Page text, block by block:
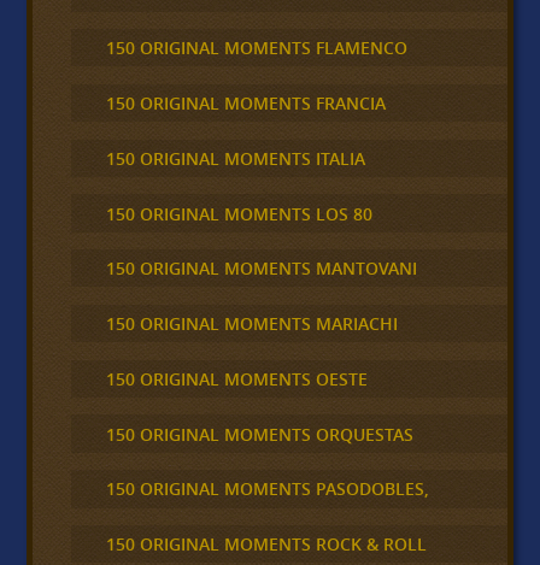
150 ORIGINAL MOMENTS FLAMENCO
150 ORIGINAL MOMENTS FRANCIA
150 ORIGINAL MOMENTS ITALIA
150 ORIGINAL MOMENTS LOS 80
150 ORIGINAL MOMENTS MANTOVANI
150 ORIGINAL MOMENTS MARIACHI
150 ORIGINAL MOMENTS OESTE
150 ORIGINAL MOMENTS ORQUESTAS
150 ORIGINAL MOMENTS PASODOBLES,
150 ORIGINAL MOMENTS ROCK & ROLL